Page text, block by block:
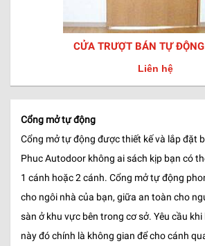
CỬA TRƯỢT BÁN TỰ
Liên hệ
Cổng mở tự động
Cổng mở tự động được thiết kế và lắp đặt
Phuc Autodoor không ai sách kịp bạn có
1 cánh hoặc 2 cánh. Cổng mở tự động
cho ngôi nhà của bạn, giữa an toàn cho
sàn ở khu vực bên trong cơ sở. Yêu cầu
này đó chính là không gian để cho cánh